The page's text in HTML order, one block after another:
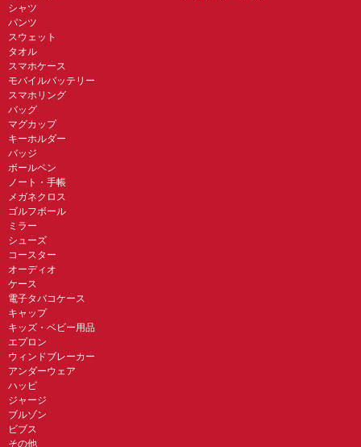
シャツ
パンツ
スウェット
タオル
スマホケース
モバイルバッテリー
スマホリング
バッグ
マグカップ
キーホルダー
バッジ
ボールペン
ノート・手帳
メガネクロス
ゴルフボール
ミラー
シューズ
コースター
オーディオ
ケース
電子タバコケース
キャップ
キッズ・ベビー用品
エプロン
ウィンドブレーカー
アンダーウェア
ハッピ
ジャージ
ブルゾン
ビブス
その他